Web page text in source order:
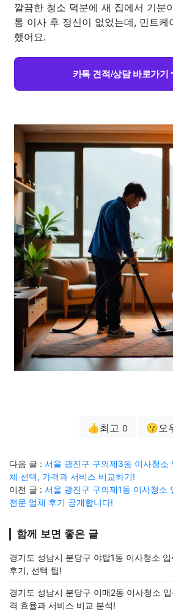
깔끔한 청소 덕분에 새 집에서 기분
통 이사 후 정신이 없었는데, 민트케
했어요.
카톡 견적/상담 바로가기
👍최고 0 😗오
다음 글 : 서울 광진구 구의제3동 이사청소
체 선택, 가격과 서비스 비교하기!
이전 글 : 서울 광진구 구의제1동 이사청소
전문 업체 후기 공개합니다!
함께 보면 좋은 글
경기도 성남시 분당구 야탑1동 이사청소
후기, 선택 팁!
경기도 성남시 분당구 이매2동 이사청소
격 효율과 서비스 비교 분석!